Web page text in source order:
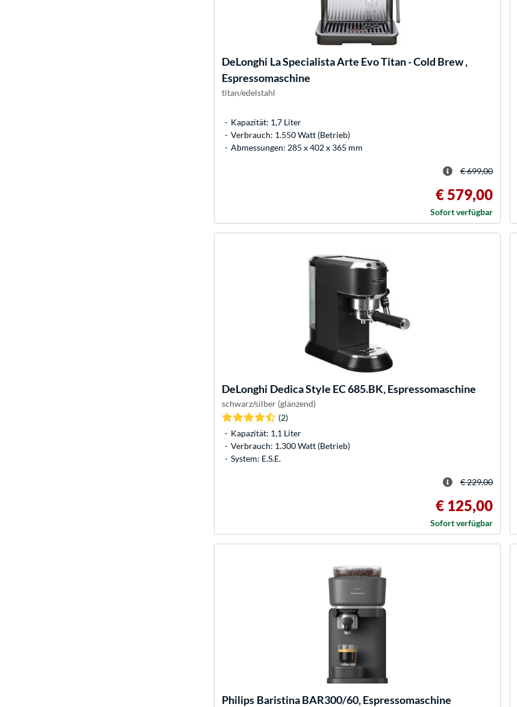
DeLonghi La Specialista Arte Evo Titan - Cold Brew ,
Espressomaschine
titan/edelstahl
Kapazität: 1,7 Liter
Verbrauch: 1.550 Watt (Betrieb)
Abmessungen: 285 x 402 x 365 mm
€ 699,00
€ 579,00
Sofort verfügbar
DeLonghi Dedica Style EC 685.BK, Espressomaschine
schwarz/silber (glänzend)
(2)
Kapazität: 1,1 Liter
Verbrauch: 1.300 Watt (Betrieb)
System: E.S.E.
€ 229,00
€ 125,00
Sofort verfügbar
Philips Baristina BAR300/60, Espressomaschine